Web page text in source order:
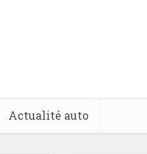
Actualité auto